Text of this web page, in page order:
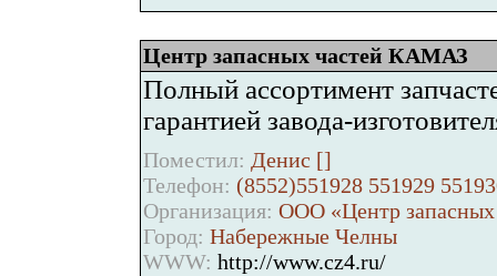
Центр запасных частей КАМАЗ
Полный ассортимент
гарантией завода-
Поместил: Денис []
Телефон: (8552)551928 551929
Организация: ООО «Центр запасных
Город: Набережные Челны
WWW: http://www.cz4.ru/